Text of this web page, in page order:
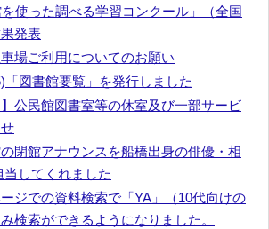
を使った調べる学習コンクール」（全国
発表
車場ご利用についてのお願い
「図書館要覧」を発行しました
】公民館図書室等の休室及び一部サービ
閉館アナウンスを船橋出身の俳優・相
してくれました
ジでの資料検索で「YA」（10代向けの
検索ができるようになりました。